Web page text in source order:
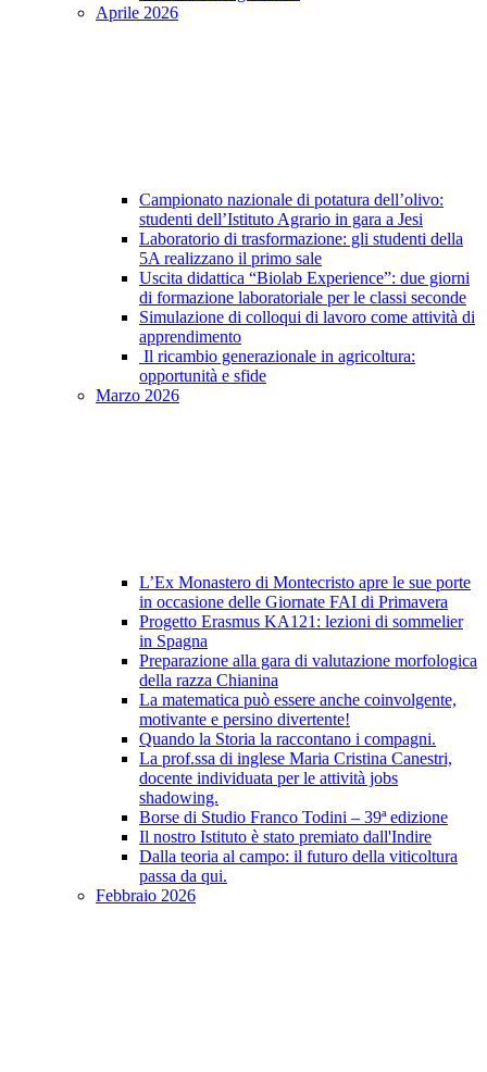
Aprile 2026
Campionato nazionale di potatura dell’olivo:
studenti dell’Istituto Agrario in gara a Jesi
Laboratorio di trasformazione: gli studenti della
5A realizzano il primo sale
Uscita didattica “Biolab Experience”: due giorni
di formazione laboratoriale per le classi seconde
Simulazione di colloqui di lavoro come attività di
apprendimento
Il ricambio generazionale in agricoltura:
opportunità e sfide
Marzo 2026
L’Ex Monastero di Montecristo apre le sue porte
in occasione delle Giornate FAI di Primavera
Progetto Erasmus KA121: lezioni di sommelier
in Spagna
Preparazione alla gara di valutazione morfologica
della razza Chianina
La matematica può essere anche coinvolgente,
motivante e persino divertente!
Quando la Storia la raccontano i compagni.
La prof.ssa di inglese Maria Cristina Canestri,
docente individuata per le attività jobs
shadowing.
Borse di Studio Franco Todini – 39ª edizione
Il nostro Istituto è stato premiato dall'Indire
Dalla teoria al campo: il futuro della viticoltura
passa da qui.
Febbraio 2026